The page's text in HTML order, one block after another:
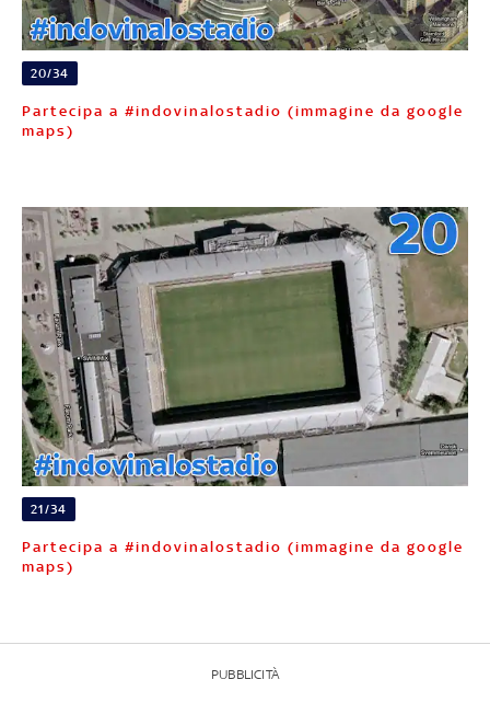
20/34
Partecipa a #indovinalostadio (immagine da google
maps)
21/34
Partecipa a #indovinalostadio (immagine da google
maps)
PUBBLICITÀ